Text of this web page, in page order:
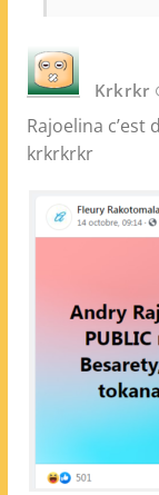
Krkrkr
Rajoelina
krkrkrkr